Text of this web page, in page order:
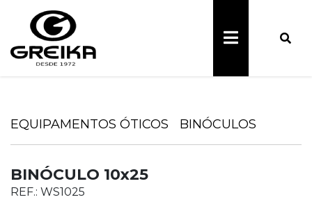
EQUIPAMENTOS ÓTICOS BINÓCULOS
BINÓCULO 10x25
REF.: WS1025